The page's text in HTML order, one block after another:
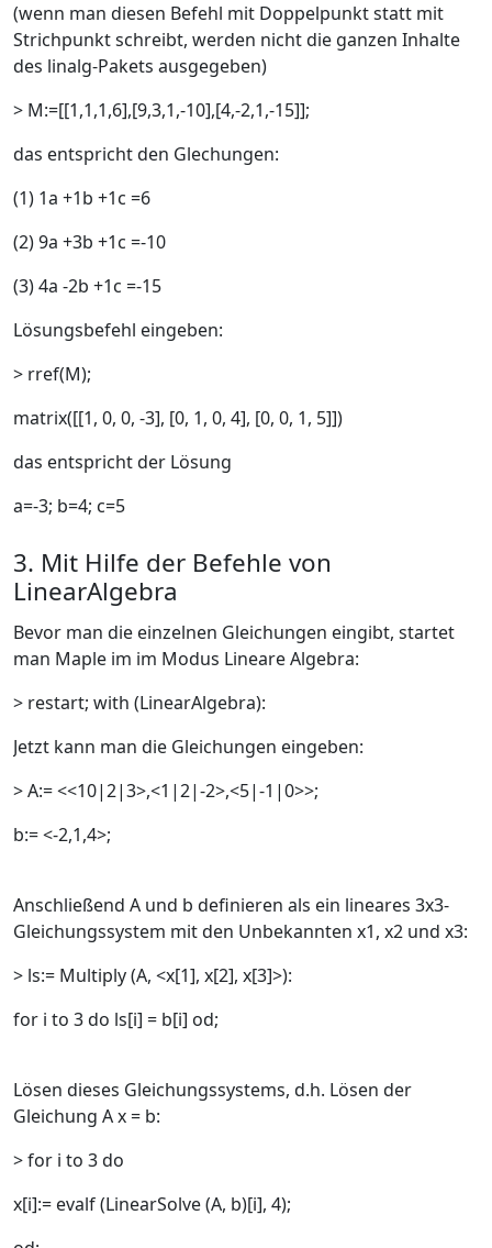
(wenn man diesen Befehl mit Doppelpunkt statt mit
Strichpunkt schreibt, werden nicht die ganzen Inhalte
des linalg-Pakets ausgegeben)
> M:=[[1,1,1,6],[9,3,1,-10],[4,-2,1,-15]];
das entspricht den Glechungen:
(1) 1a +1b +1c =6
(2) 9a +3b +1c =-10
(3) 4a -2b +1c =-15
Lösungsbefehl eingeben:
> rref(M);
matrix([[1, 0, 0, -3], [0, 1, 0, 4], [0, 0, 1, 5]])
das entspricht der Lösung
a=-3; b=4; c=5
3. Mit Hilfe der Befehle von
LinearAlgebra
Bevor man die einzelnen Gleichungen eingibt, startet
man Maple im im Modus Lineare Algebra:
> restart; with (LinearAlgebra):
Jetzt kann man die Gleichungen eingeben:
> A:= <<10|2|3>,<1|2|-2>,<5|-1|0>>;
b:= <-2,1,4>;
Anschließend A und b definieren als ein lineares 3x3-
Gleichungssystem mit den Unbekannten x1, x2 und x3:
> ls:= Multiply (A, <x[1], x[2], x[3]>):
for i to 3 do ls[i] = b[i] od;
Lösen dieses Gleichungssystems, d.h. Lösen der
Gleichung A x = b:
> for i to 3 do
x[i]:= evalf (LinearSolve (A, b)[i], 4);